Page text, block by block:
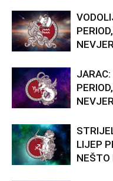
LIJEP
NEŠTO